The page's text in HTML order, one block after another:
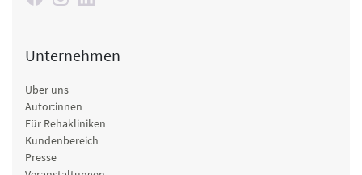
Unternehmen
Über uns
Autor:innen
Für Rehakliniken
Kundenbereich
Presse